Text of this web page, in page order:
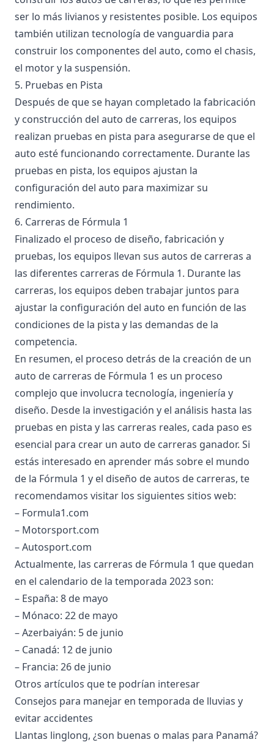
ser lo más livianos y resistentes posible. Los equipos
también utilizan tecnología de vanguardia para
construir los componentes del auto, como el chasis,
el motor y la suspensión.
5. Pruebas en Pista
Después de que se hayan completado la fabricación
y construcción del auto de carreras, los equipos
realizan pruebas en pista para asegurarse de que el
auto esté funcionando correctamente. Durante las
pruebas en pista, los equipos ajustan la
configuración del auto para maximizar su
rendimiento.
6. Carreras de Fórmula 1
Finalizado el proceso de diseño, fabricación y
pruebas, los equipos llevan sus autos de carreras a
las diferentes carreras de Fórmula 1. Durante las
carreras, los equipos deben trabajar juntos para
ajustar la configuración del auto en función de las
condiciones de la pista y las demandas de la
competencia.
En resumen, el proceso detrás de la creación de un
auto de carreras de Fórmula 1 es un proceso
complejo que involucra tecnología, ingeniería y
diseño. Desde la investigación y el análisis hasta las
pruebas en pista y las carreras reales, cada paso es
esencial para crear un auto de carreras ganador. Si
estás interesado en aprender más sobre el mundo
de la Fórmula 1 y el diseño de autos de carreras, te
recomendamos visitar los siguientes sitios web:
– Formula1.com
– Motorsport.com
– Autosport.com
Actualmente, las carreras de Fórmula 1 que quedan
en el calendario de la temporada 2023 son:
– España: 8 de mayo
– Mónaco: 22 de mayo
– Azerbaiyán: 5 de junio
– Canadá: 12 de junio
– Francia: 26 de junio
Otros artículos que te podrían interesar
Consejos para manejar en temporada de lluvias y
evitar accidentes
Llantas linglong, ¿son buenas o malas para Panamá?